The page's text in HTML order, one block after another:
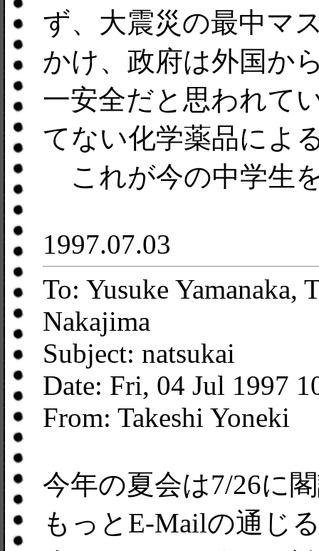
ず、大震災の最中マ
かけ、政府は外国か
一安全だと思われて
てない化学薬品によ
これが今の中学生
1997.07.03
To: Yusuke Yamanaka,
Nakajima
Subject: natsukai
Date: Fri, 04 Jul 1997
From: Takeshi Yoneki
今年の夏会は7/26に
もっとE-Mailの通じ